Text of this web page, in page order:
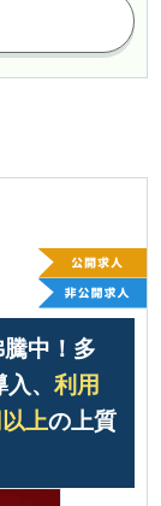
中！多
入、利用
上の上質